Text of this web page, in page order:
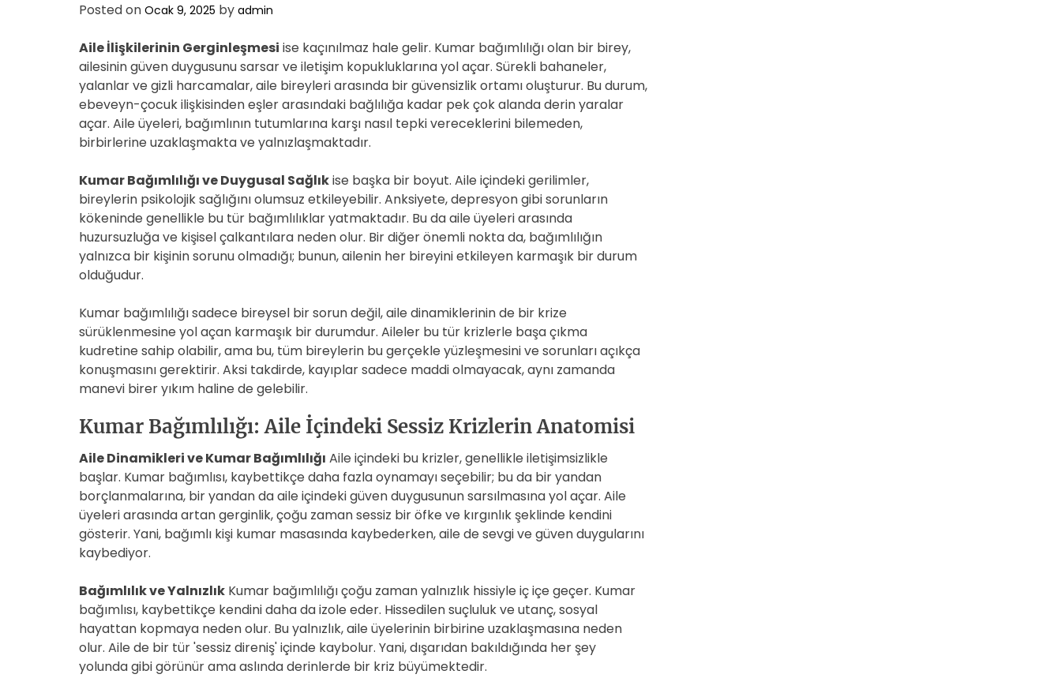
Posted on Ocak 9, 2025 by admin
Aile İlişkilerinin Gerginleşmesi ise kaçınılmaz hale gelir. Kumar bağımlılığı olan bir birey,
ailesinin güven duygusunu sarsar ve iletişim kopukluklarına yol açar. Sürekli bahaneler,
yalanlar ve gizli harcamalar, aile bireyleri arasında bir güvensizlik ortamı oluşturur. Bu durum,
ebeveyn-çocuk ilişkisinden eşler arasındaki bağlılığa kadar pek çok alanda derin yaralar
açar. Aile üyeleri, bağımlının tutumlarına karşı nasıl tepki vereceklerini bilemeden,
birbirlerine uzaklaşmakta ve yalnızlaşmaktadır.
Kumar Bağımlılığı ve Duygusal Sağlıkise başka bir boyut. Aile içindeki gerilimler,
bireylerin psikolojik sağlığını olumsuz etkileyebilir. Anksiyete, depresyon gibi sorunların
kökeninde genellikle bu tür bağımlılıklar yatmaktadır. Bu da aile üyeleri arasında
huzursuzluğa ve kişisel çalkantılara neden olur. Bir diğer önemli nokta da, bağımlılığın
yalnızca bir kişinin sorunu olmadığı; bunun, ailenin her bireyini etkileyen karmaşık bir durum
olduğudur.
Kumar bağımlılığı sadece bireysel bir sorun değil, aile dinamiklerinin de bir krize
sürüklenmesine yol açan karmaşık bir durumdur. Aileler bu tür krizlerle başa çıkma
kudretine sahip olabilir, ama bu, tüm bireylerin bu gerçekle yüzleşmesini ve sorunları açıkça
konuşmasını gerektirir. Aksi takdirde, kayıplar sadece maddi olmayacak, aynı zamanda
manevi birer yıkım haline de gelebilir.
Kumar Bağımlılığı: Aile İçindeki Sessiz Krizlerin Anatomisi
Aile Dinamikleri ve Kumar Bağımlılığı Aile içindeki bu krizler, genellikle iletişimsizlikle
başlar. Kumar bağımlısı, kaybettikçe daha fazla oynamayı seçebilir; bu da bir yandan
borçlanmalarına, bir yandan da aile içindeki güven duygusunun sarsılmasına yol açar. Aile
üyeleri arasında artan gerginlik, çoğu zaman sessiz bir öfke ve kırgınlık şeklinde kendini
gösterir. Yani, bağımlı kişi kumar masasında kaybederken, aile de sevgi ve güven duygularını
kaybediyor.
Bağımlılık ve Yalnızlık Kumar bağımlılığı çoğu zaman yalnızlık hissiyle iç içe geçer. Kumar
bağımlısı, kaybettikçe kendini daha da izole eder. Hissedilen suçluluk ve utanç, sosyal
hayattan kopmaya neden olur. Bu yalnızlık, aile üyelerinin birbirine uzaklaşmasına neden
olur. Aile de bir tür 'sessiz direniş' içinde kaybolur. Yani, dışarıdan bakıldığında her şey
yolunda gibi görünür ama aslında derinlerde bir kriz büyümektedir.